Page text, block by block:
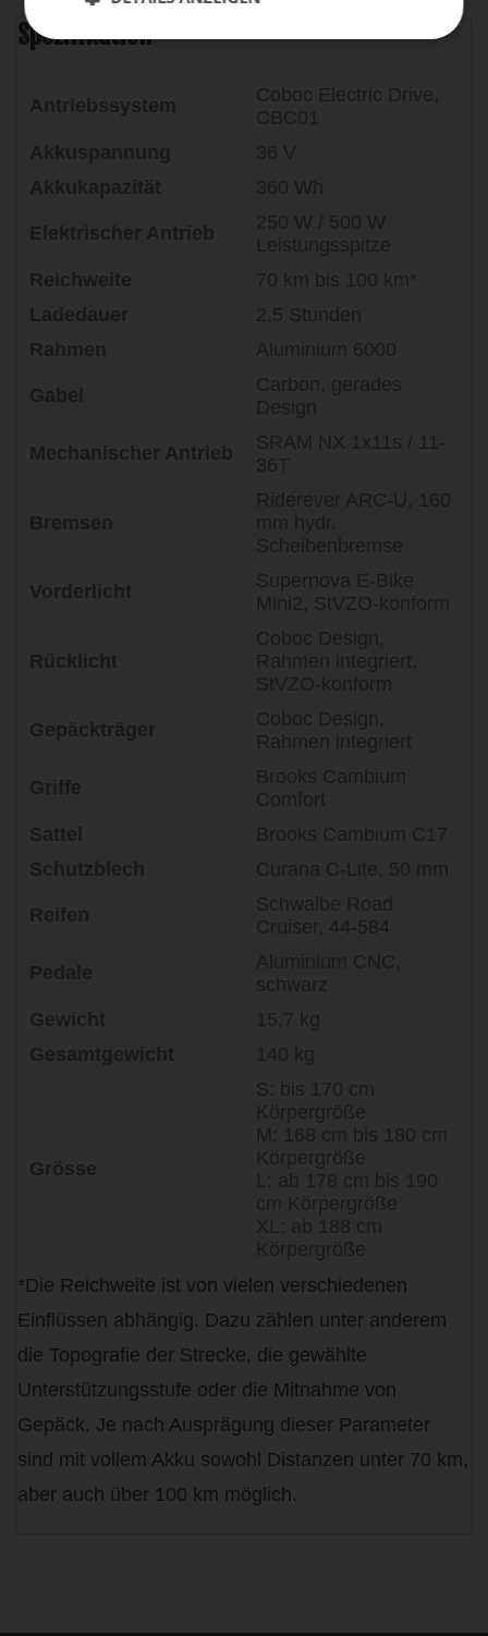
Spezifikation
Antriebssystem
Coboc Electric Drive,
CBC01
Akkukapazität
360 Wh
Reichweite
70 km bis 100 km*
Rahmen
Aluminium 6000
Mechanischer Antrieb
SRAM NX 1x11s / 11-
36T
Vorderlicht
Supernova E-Bike
Mini2, StVZO-konform
Gepäckträger
Coboc Design,
Rahmen integriert
Sattel
Brooks Cambium C17
Reifen
Schwalbe Road
Cruiser, 44-584
Gewicht
15,7 kg
Grösse
S: bis 170 cm
Körpergröße
M: 168 cm bis 180 cm
Körpergröße
L: ab 178 cm bis 190
cm Körpergröße
XL: ab 188 cm
Körpergröße
*Die Reichweite ist von vielen verschiedenen
Einflüssen abhängig. Dazu zählen unter anderem
die Topografie der Strecke, die gewählte
Unterstützungsstufe oder die Mitnahme von
Gepäck. Je nach Ausprägung dieser Parameter
sind mit vollem Akku sowohl Distanzen unter 70 km,
aber auch über 100 km möglich.